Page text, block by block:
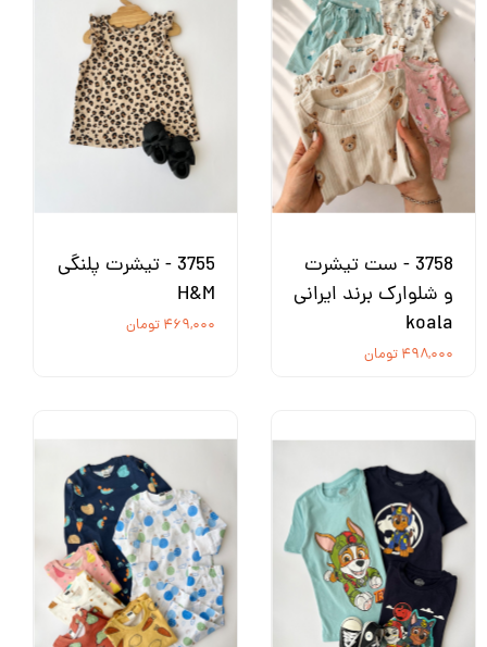
3758 - ست تیشرت
و شلوارک برند ایرانی
koala
۴۹۸,۰۰۰ تومان
3755 - تیشرت پلنگی
H&M
۴۶۹,۰۰۰ تومان